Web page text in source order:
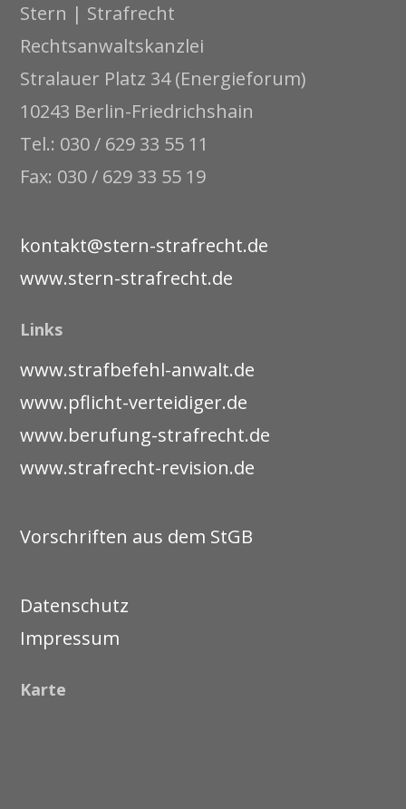
Stern | Strafrecht
Rechtsanwaltskanzlei
Stralauer Platz 34 (Energieforum)
10243 Berlin-Friedrichshain
Tel.: 030 / 629 33 55 11
Fax: 030 / 629 33 55 19
kontakt@stern-strafrecht.de
www.stern-strafrecht.de
Links
www.strafbefehl-anwalt.de
www.pflicht-verteidiger.de
www.berufung-strafrecht.de
www.strafrecht-revision.de
Vorschriften aus dem StGB
Datenschutz
Impressum
Karte